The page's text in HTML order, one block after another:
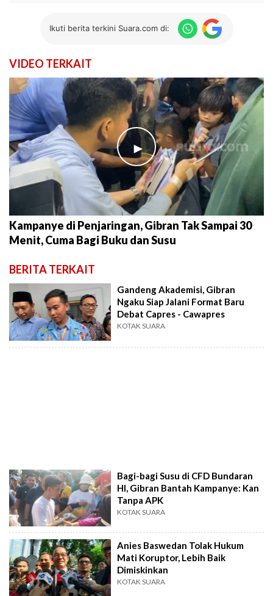
Ikuti berita terkini Suara.com di:
VIDEO TERKAIT
►
Kampanye di Penjaringan, Gibran Tak Sampai 30
Menit, Cuma Bagi Buku dan Susu
BERITA TERKAIT
Gandeng Akademisi, Gibran
Ngaku Siap Jalani Format Baru
Debat Capres - Cawapres
KOTAK SUARA
Bagi-bagi Susu di CFD Bundaran
HI, Gibran Bantah Kampanye: Kan
Tanpa APK
KOTAK SUARA
Anies Baswedan Tolak Hukum
Mati Koruptor, Lebih Baik
Dimiskinkan
KOTAK SUARA